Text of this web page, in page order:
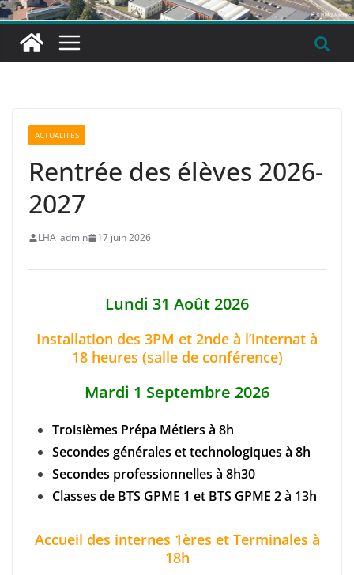
ACTUALITÉS
Rentrée des élèves 2026-
2027
LHA_admin 17 juin 2026
Lundi 31 Août2026
Installation des 3PM et 2nde à l’internat à
18 heures (salle de conférence)
Mardi 1 Septembre 2026
Troisièmes Prépa Métiers à 8h
Secondes générales et technologiques à 8h
Secondes professionnelles à 8h30
Classes de BTS GPME 1 et BTS GPME 2 à 13h
Accueil des internes 1ères et Terminales à
18h